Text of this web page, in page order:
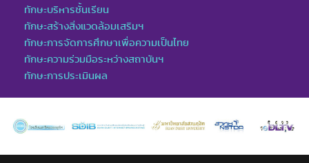
ทักษะบริหารชั้นเรียน
ทักษะสร้างสิ่งแวดล้อมเสริมฯ
ทักษะการจัดการศึกษาเพื่อความเป็นไทย
ทักษะความร่วมมือระหว่างสถาบันฯ
ทักษะการประเมินผล